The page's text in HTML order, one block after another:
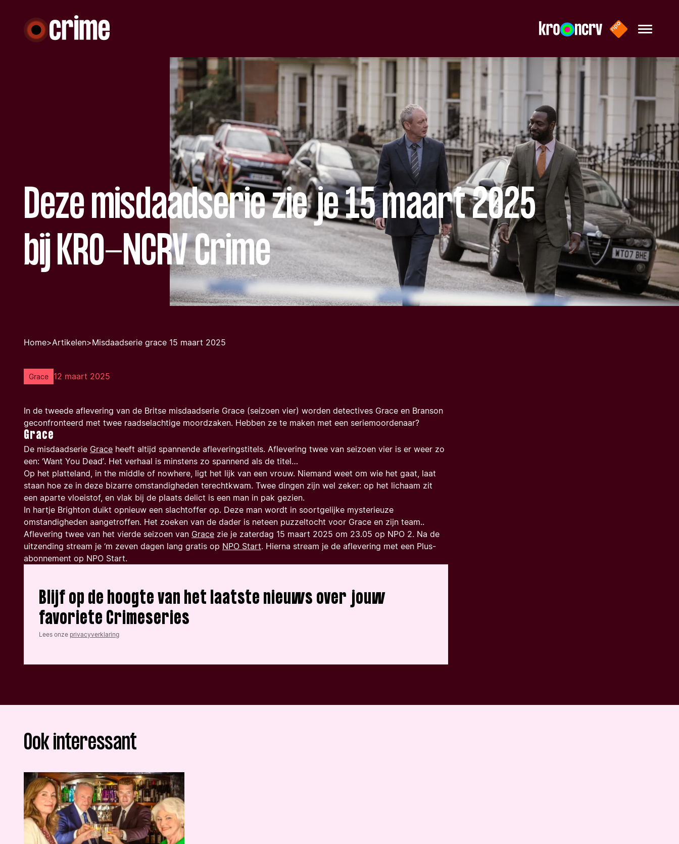
Deze misdaadserie zie je 15 maart 2025
bij KRO-NCRV Crime
Home>Artikelen>Misdaadserie grace 15 maart 2025
Grace 12 maart 2025
In de tweede aflevering van de Britse misdaadserie Grace (seizoen vier) worden detectives Grace en Branson
geconfronteerd met twee raadselachtige moordzaken. Hebben ze te maken met een seriemoordenaar?
Grace
De misdaadserie Grace heeft altijd spannende afleveringstitels. Aflevering twee van seizoen vier is er weer zo
een: ‘Want You Dead’. Het verhaal is minstens zo spannend als de titel…
Op het platteland, in the middle of nowhere , ligt het lijk van een vrouw. Niemand weet om wie het gaat, laat
staan hoe ze in deze bizarre omstandigheden terechtkwam. Twee dingen zijn wel zeker: op het lichaam zit
een aparte vloeistof, en vlak bij de plaats delict is een man in pak gezien.
In hartje Brighton duikt opnieuw een slachtoffer op. Deze man wordt in soortgelijke mysterieuze
omstandigheden aangetroffen. Het zoeken van de dader is neteen puzzeltocht voor Grace en zijn team..
Aflevering twee van het vierde seizoen van Grace zie je zaterdag 15 maart 2025 om 23.05 op NPO 2. Na de
uitzending stream je ‘m zeven dagen lang gratis op NPO Start. Hierna stream je de aflevering met een Plus-
abonnement op NPO Start.
Blijf op de hoogte van het laatste nieuws over jouw
favoriete Crimeseries
Lees onze privacyverklaring
Ook interessant